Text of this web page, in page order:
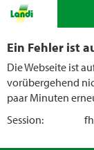
Ein Fehler ist
Die Webseite ist
vorübergehend
paar Minuten
Session: